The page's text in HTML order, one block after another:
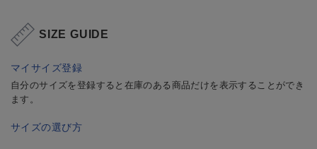
SIZE GUIDE
マイサイズ登録
自分のサイズを登録すると在庫のある商品だけを表示することができ
ます。
サイズの選び方